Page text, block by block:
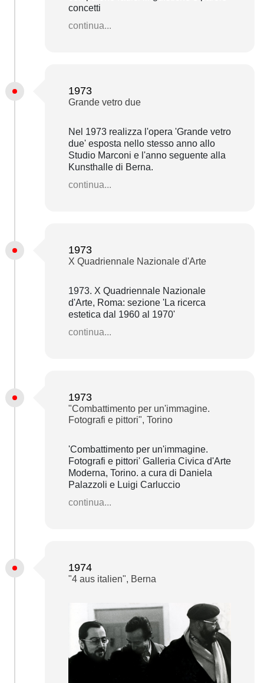
concetti
continua...
1973
Grande vetro due
Nel 1973 realizza l'opera 'Grande vetro
due' esposta nello stesso anno allo
Studio Marconi e l'anno seguente alla
Kunsthalle di Berna.
continua...
1973
X Quadriennale Nazionale d'Arte
1973. X Quadriennale Nazionale
d'Arte, Roma: sezione 'La ricerca
estetica dal 1960 al 1970'
continua...
1973
"Combattimento per un'immagine.
Fotografi e pittori", Torino
'Combattimento per un'immagine.
Fotografi e pittori' Galleria Civica d'Arte
Moderna, Torino. a cura di Daniela
Palazzoli e Luigi Carluccio
continua...
1974
"4 aus italien", Berna